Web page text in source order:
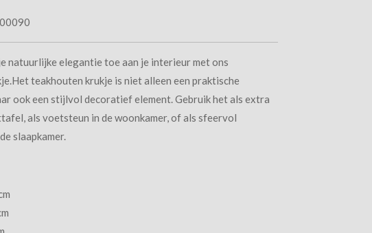
00090
natuurlijke elegantie toe aan je interieur met ons
teakhouten krukje is niet alleen een praktische
ook een stijlvol decoratief element. Gebruik het als extra
als voetsteun in de woonkamer, of als sfeervol
slaapkamer.